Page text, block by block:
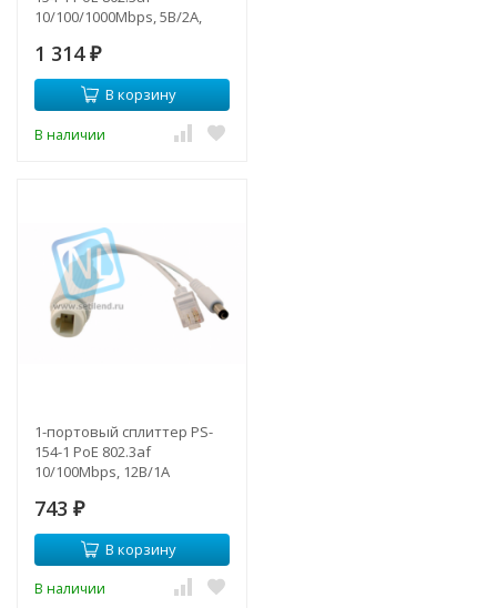
10/100/1000Mbps, 5В/2А,
1 314 ₽
В корзину
В наличии
1-портовый сплиттер PS-
154-1 PoE 802.3af
10/100Mbps, 12В/1А
743 ₽
В корзину
В наличии